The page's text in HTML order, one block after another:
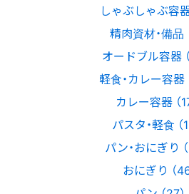
しゃぶしゃぶ容器
精肉資材・備品
オードブル容器
軽食・カレー容器
カレー容器 （
パスタ・軽食 （
パン・おにぎり
おにぎり （46